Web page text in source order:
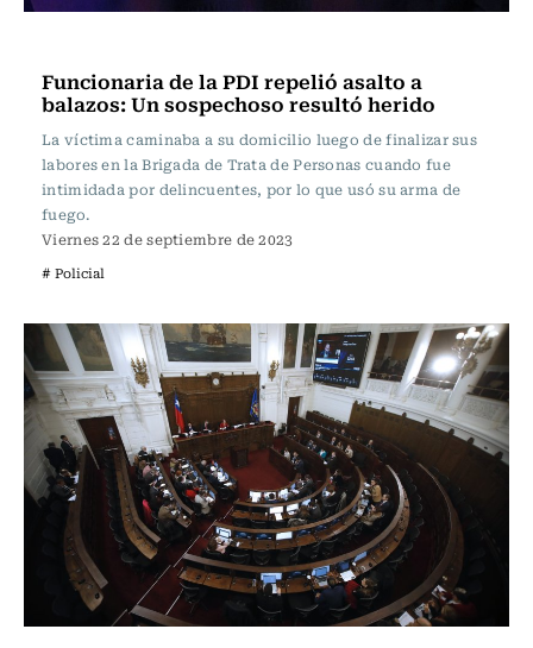
Funcionaria de la PDI repelió asalto a
balazos: Un sospechoso resultó herido
La víctima caminaba a su domicilio luego de finalizar sus
labores en la Brigada de Trata de Personas cuando fue
intimidada por delincuentes, por lo que usó su arma de
fuego.
Viernes 22 de septiembre de 2023
# Policial